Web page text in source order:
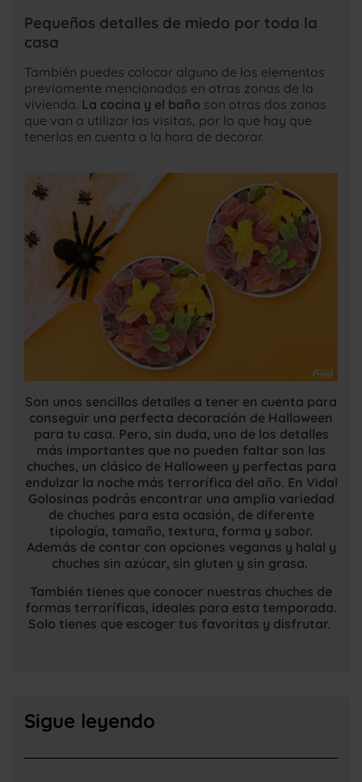
Pequeños detalles de miedo por toda la
casa
También puedes colocar alguno de los elementos
previamente mencionados en otras zonas de la
vivienda. La cocina y el baño son otras dos zonas
que van a utilizar las visitas, por lo que hay que
tenerlas en cuenta a la hora de decorar.
Son unos sencillos detalles a tener en cuenta para
conseguir una perfecta decoración de Halloween
para tu casa. Pero, sin duda, uno de los detalles
más importantes que no pueden faltar son las
chuches, un clásico de Halloween y perfectas para
endulzar la noche más terrorífica del año. En Vidal
Golosinas podrás encontrar una amplia variedad
de chuches para esta ocasión, de diferente
tipología, tamaño, textura, forma y sabor.
Además de contar con opciones veganas y halal y
chuches sin azúcar, sin gluten y sin grasa.
También tienes que conocer nuestras chuches de
formas terroríficas, ideales para esta temporada.
Solo tienes que escoger tus favoritas y disfrutar.
Sigue leyendo